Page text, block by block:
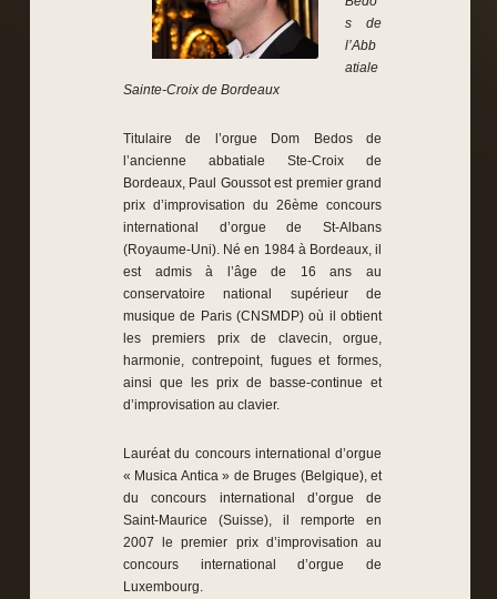
s de
l’Abb
atiale
Sainte-Croix de Bordeaux
Titulaire de l’orgue Dom Bedos de
l’ancienne abbatiale Ste-Croix de
Bordeaux, Paul Goussot est premier grand
prix d’improvisation du 26ème concours
international d’orgue de St-Albans
(Royaume-Uni). Né en 1984 à Bordeaux, il
est admis à l’âge de 16 ans au
conservatoire national supérieur de
musique de Paris (CNSMDP) où il obtient
les premiers prix de clavecin, orgue,
harmonie, contrepoint, fugues et formes,
ainsi que les prix de basse-continue et
d’improvisation au clavier.
Lauréat du concours international d’orgue
« Musica Antica » de Bruges (Belgique), et
du concours international d’orgue de
Saint-Maurice (Suisse), il remporte en
2007 le premier prix d’improvisation au
concours international d’orgue de
Luxembourg.